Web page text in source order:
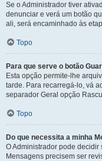
Se o Administrador tiver
denunciar e verá um botão
ali, será encaminhado às
Topo
Para que serve o botão
Esta opção permite-lhe
tarde. Para recarregá-lo, vá
separador Geral opção
Topo
Do que necessita a minha
O Administrador pode
Mensagens precisem ser